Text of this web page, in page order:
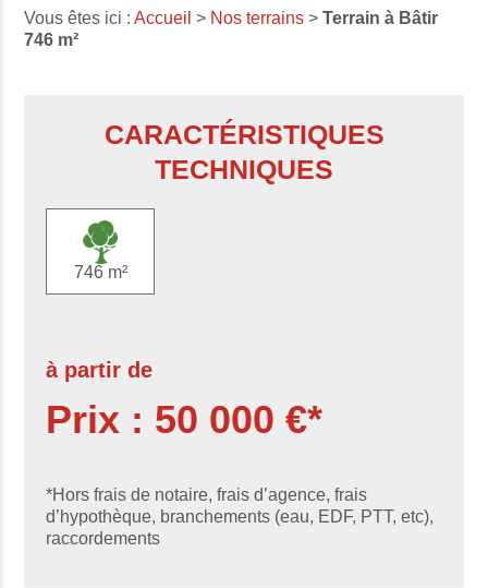
Vous êtes ici :Accueil > Nos terrains >Terrain à Bâtir
746 m²
CARACTÉRISTIQUES
TECHNIQUES
746 m²
à partir de
Prix : 50 000 €*
*Hors frais de notaire, frais d’agence, frais
d’hypothèque, branchements (eau, EDF, PTT, etc),
raccordements